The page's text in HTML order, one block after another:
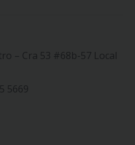
– Cra 53 #68b-57 Local
5669